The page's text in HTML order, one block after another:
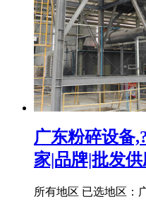
广东粉碎设备
家|品牌|批发供
所有地区 已选地区：